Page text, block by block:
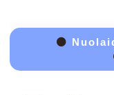
⚫